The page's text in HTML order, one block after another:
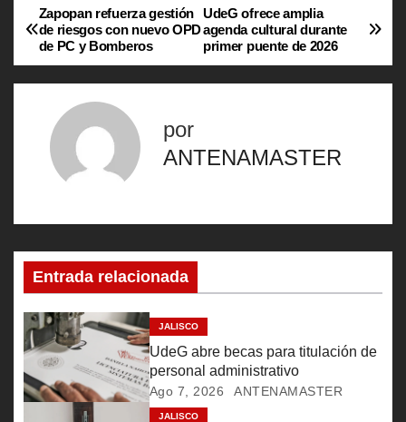
N
a
c
i
ó
n
d
UdeG ofrece amplia
agenda cultural durante
primer puente de 2026
Zapopan refuerza gestión
de riesgos con nuevo OPD
de PC y Bomberos
por
ANTENAMASTER
Entrada relacionada
JALISCO
UdeG abre becas para titulación de
personal administrativo
Ago 7, 2026 ANTENAMASTER
JALISCO